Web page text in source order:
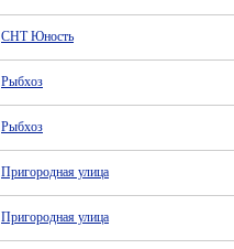
СНТ Юность
Рыбхоз
Рыбхоз
Пригородная улица
Пригородная улица